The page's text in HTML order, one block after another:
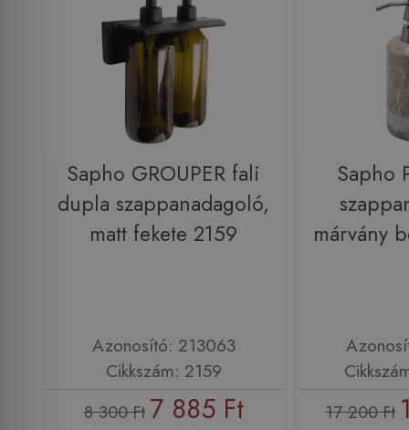
Sapho GROUPER fali
dupla szappanadagoló,
matt fekete 2159
Azonosító: 213063
Cikkszám: 2159
8 300 Ft 7 885 Ft
Sapho
márvány
17 200 Ft